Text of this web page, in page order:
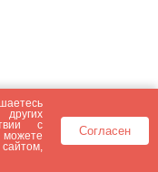
с
Согласен